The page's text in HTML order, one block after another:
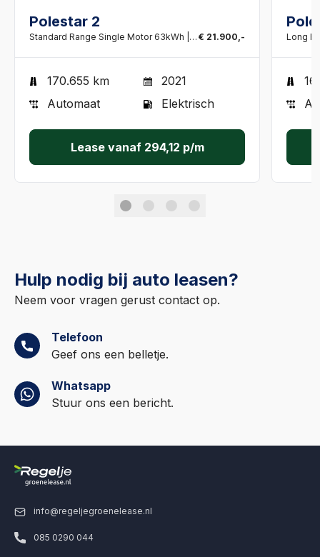
Polestar 2
Standard Range Single Motor 63kWh | SOH 89.9% | Warmtepomp | Panoramadak | Trekhaak € 21.900,-
170.655 km
2021
Automaat
Elektrisch
Lease vanaf 294,12 p/m
Hulp nodig bij auto leasen?
Neem voor vragen gerust contact op.
Telefoon
Geef ons een belletje.
Whatsapp
Stuur ons een bericht.
info@regeljegroenelease.nl
085 0290 044